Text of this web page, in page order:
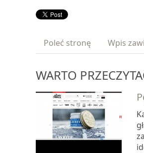
Poleć stronę Wpis
WARTO